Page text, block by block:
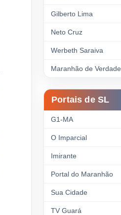
Gilberto Lima
Neto Cruz
Werbeth Saraiva
Maranhão de Verdade
Portais de SL
G1-MA
O Imparcial
Imirante
Portal do Maranhão
Sua Cidade
TV Guará